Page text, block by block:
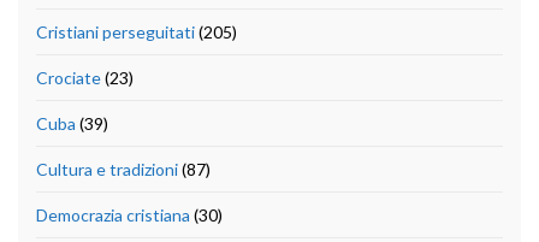
Cristiani perseguitati(205)
Crociate(23)
Cuba (39)
Cultura e tradizioni(87)
Democrazia cristiana (30)